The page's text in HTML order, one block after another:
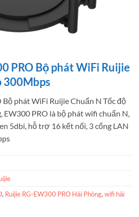
PRO Bộ phát WiFi Ruijie
300Mbps
Bộ phát WiFi Ruijie Chuẩn N Tốc độ
PRO là bộ phát wifi chuẩn N,
5dbi, hỗ trợ 16 kết nối, 3 cổng LAN
, Ruijie RG-EW300 PRO Hải Phòng, wifi hải